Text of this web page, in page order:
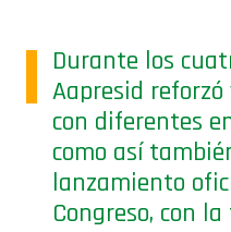
Durante los
Aapresid
con diferentes
como así
lanzamiento
Congreso, con